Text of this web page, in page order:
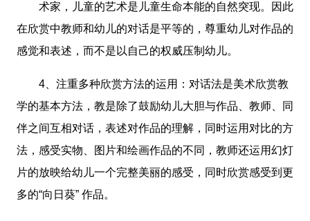
术家，儿童的艺术是儿童生命本能的自然突现。因此
在欣赏中教师和幼儿的对话是平等的，尊重幼儿对作品的
感觉和表述，而不是以自己的权威压制幼儿。
4、注重多种欣赏方法的运用：对话法是美术欣赏教
学的基本方法，教是除了鼓励幼儿大胆与作品、教师、同
伴之间互相对话，表述对作品的理解，同时运用对比的方
法，感受实物、图片和绘画作品的不同，教师还运用幻灯
片的放映给幼儿一个完整美丽的感受，同时欣赏感受到更
多的“向日葵” 作品。